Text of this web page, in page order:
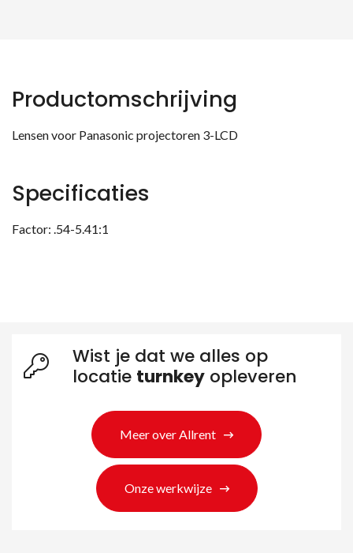
Productomschrijving
Lensen voor Panasonic projectoren 3-LCD
Specificaties
Factor: .54-5.41:1
Wist je dat we alles op
locatie turnkey opleveren
Meer over Allrent
Onze werkwijze